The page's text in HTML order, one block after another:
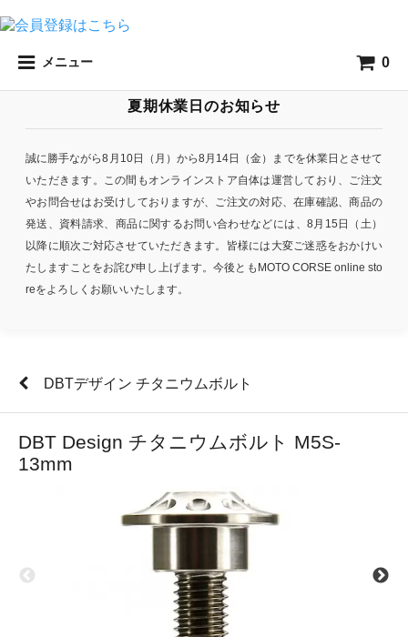
メニュー 0
夏期休業日のお知らせ
誠に勝手ながら8月10日（月）から8月14日（金）までを休業日とさせて
いただきます。この間もオンラインストア自体は運営しており、ご注文
やお問合せはお受けしておりますが、ご注文の対応、在庫確認、商品の
発送、資料請求、商品に関するお問い合わせなどには、8月15日（土）
以降に順次ご対応させていただきます。皆様には大変ご迷惑をおかけい
たしますことをお詫び申し上げます。今後ともMOTO CORSE online sto
reをよろしくお願いいたします。
DBTデザイン チタニウムボルト
DBT Design チタニウムボルト M5S-
13mm